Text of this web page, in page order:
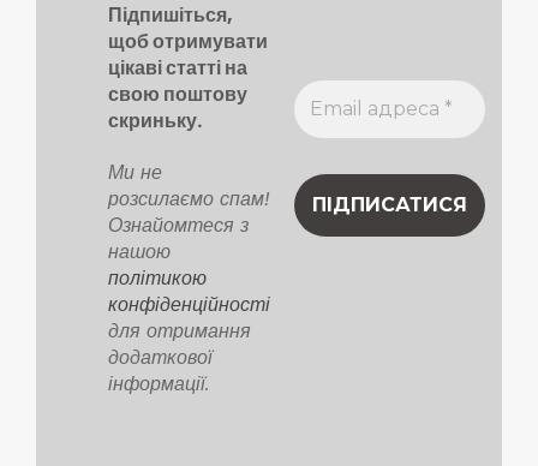
Підпишіться,
щоб отримувати
цікаві статті на
свою поштову
скриньку.
Ми не
розсилаємо спам!
Ознайомтеся з
нашою
політикою
конфіденційності
для отримання
додаткової
інформації.